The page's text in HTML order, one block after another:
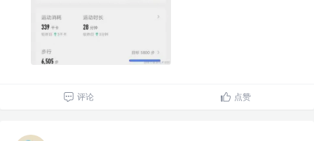
评论 点赞